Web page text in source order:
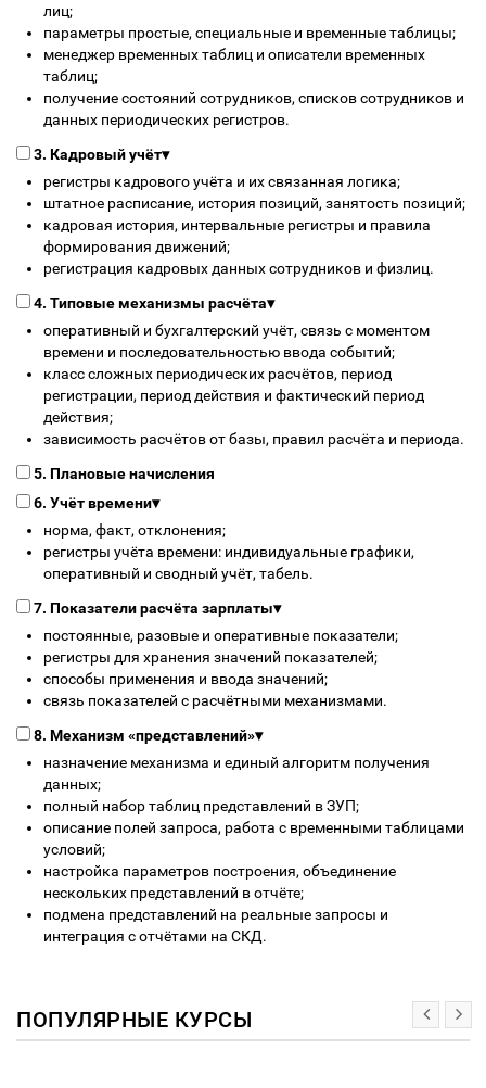
лиц;
параметры простые, специальные и временные таблицы;
менеджер временных таблиц и описатели временных
таблиц;
получение состояний сотрудников, списков сотрудников и
данных периодических регистров.
3. Кадровый учёт▾
регистры кадрового учёта и их связанная логика;
штатное расписание, история позиций, занятость позиций;
кадровая история, интервальные регистры и правила
формирования движений;
регистрация кадровых данных сотрудников и физлиц.
4. Типовые механизмы расчёта▾
оперативный и бухгалтерский учёт, связь с моментом
времени и последовательностью ввода событий;
класс сложных периодических расчётов, период
регистрации, период действия и фактический период
действия;
зависимость расчётов от базы, правил расчёта и периода.
5. Плановые начисления
6. Учёт времени▾
норма, факт, отклонения;
регистры учёта времени: индивидуальные графики,
оперативный и сводный учёт, табель.
7. Показатели расчёта зарплаты▾
постоянные, разовые и оперативные показатели;
регистры для хранения значений показателей;
способы применения и ввода значений;
связь показателей с расчётными механизмами.
8. Механизм «представлений»▾
назначение механизма и единый алгоритм получения
данных;
полный набор таблиц представлений в ЗУП;
описание полей запроса, работа с временными таблицами
условий;
настройка параметров построения, объединение
нескольких представлений в отчёте;
подмена представлений на реальные запросы и
интеграция с отчётами на СКД.
ПОПУЛЯРНЫЕ КУРСЫ